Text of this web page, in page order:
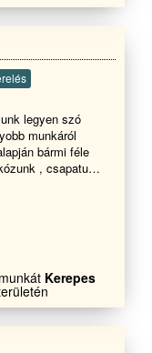
legyen szó
féle
, csapatunk
épités
kerítés
Kerepes